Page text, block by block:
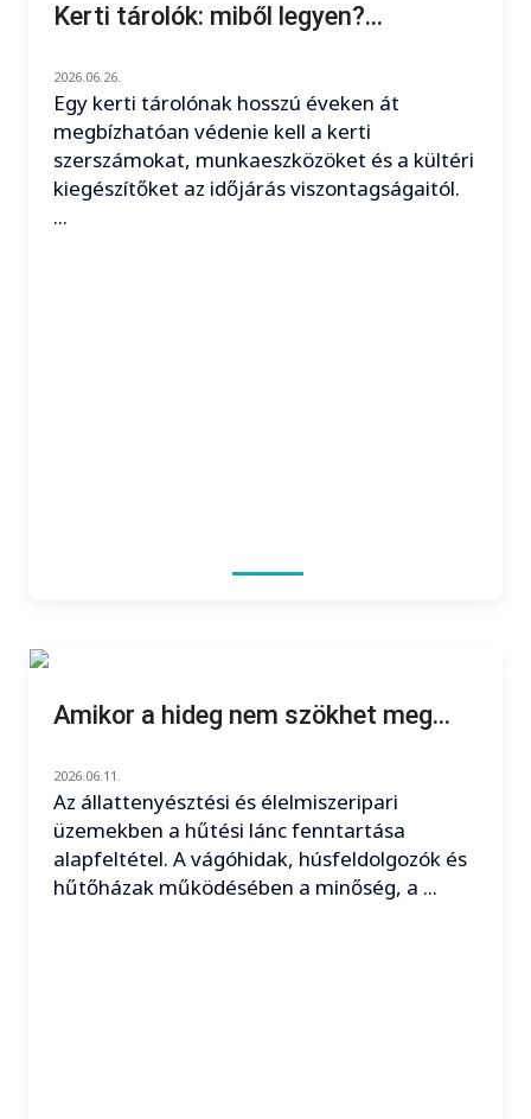
Kerti tárolók: miből legyen?...
2026.06.26.
Egy kerti tárolónak hosszú éveken át
megbízhatóan védenie kell a kerti
szerszámokat, munkaeszközöket és a kültéri
kiegészítőket az időjárás viszontagságaitól.
...
Amikor a hideg nem szökhet meg...
2026.06.11.
Az állattenyésztési és élelmiszeripari
üzemekben a hűtési lánc fenntartása
alapfeltétel. A vágóhidak, húsfeldolgozók és
hűtőházak működésében a minőség, a ...